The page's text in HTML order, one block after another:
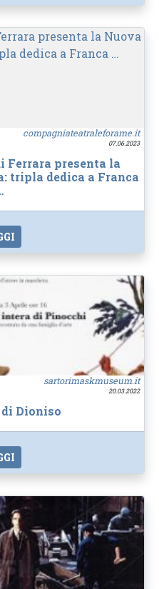
compagniateatraleforame.it
07.06.2023
Ferrara presenta la
tripla dedica a Franca
sartorimaskmuseum.it
20.03.2022
di Dioniso